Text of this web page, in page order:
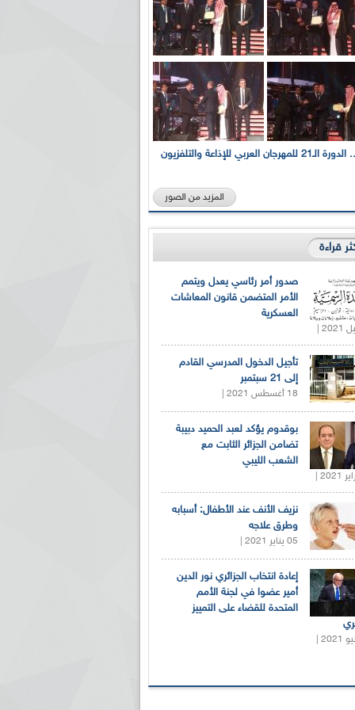
بالصور... الدورة الـ21 للمهرجان العربي للإذاعة والتلفزيون
المزيد من الصور
قراءة
صدور أمر رئاسي يعدل ويتمم
الأمر المتضمن قانون المعاشات
العسكرية
تأجيل الدخول المدرسي القادم
إلى 21 سبتمبر
18 أغسطس 2021 |
بوقدوم يؤكد لعبد الحميد دبيبة
تضامن الجزائر الثابت مع
الشعب الليبي
نزيف الأنف عند الأطفال: أسبابه
وطرق علاجه
05 يناير 2021 |
إعادة انتخاب الجزائري نور الدين
أمير عضوا في لجنة الأمم
المتحدة للقضاء على التمييز